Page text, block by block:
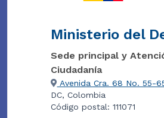
Ministerio del
Sede principal y
Ciudadanía
Avenida Cra. 68 No. 55-
DC, Colombia
Código postal: 111071